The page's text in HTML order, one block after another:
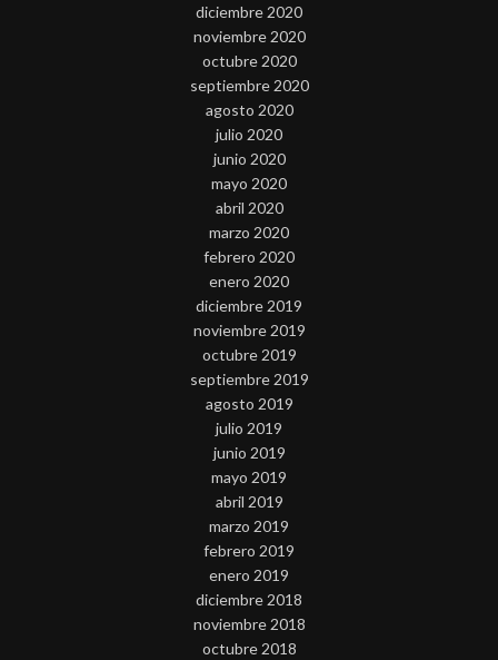
diciembre 2020
noviembre 2020
octubre 2020
septiembre 2020
agosto 2020
julio 2020
junio 2020
mayo 2020
abril 2020
marzo 2020
febrero 2020
enero 2020
diciembre 2019
noviembre 2019
octubre 2019
septiembre 2019
agosto 2019
julio 2019
junio 2019
mayo 2019
abril 2019
marzo 2019
febrero 2019
enero 2019
diciembre 2018
noviembre 2018
octubre 2018